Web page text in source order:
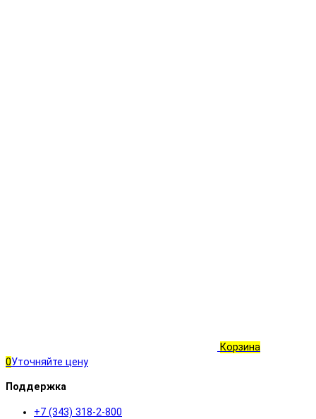
Корзина
0Уточняйте цену
Поддержка
+7 (343) 318-2-800